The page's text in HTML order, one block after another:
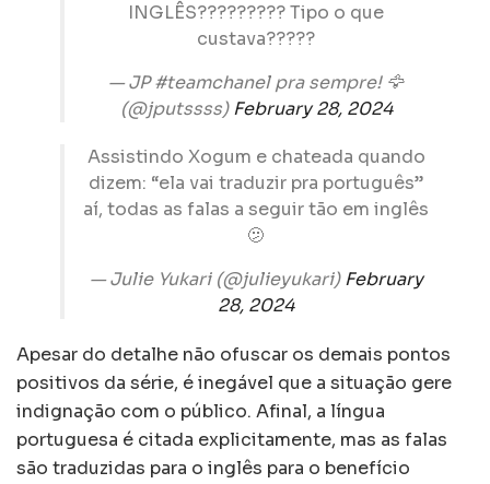
INGLÊS????????? Tipo o que
custava?????
— JP #teamchanel pra sempre! 🦅
(@jputssss)February 28, 2024
Assistindo Xogum e chateada quando
dizem: “ela vai traduzir pra português”
aí, todas as falas a seguir tão em inglês
🫤
— Julie Yukari (@julieyukari)February
28, 2024
Apesar do detalhe não ofuscar os demais pontos
positivos da série, é inegável que a situação gere
indignação com o público. Afinal, a língua
portuguesa é citada explicitamente, mas as falas
são traduzidas para o inglês para o benefício